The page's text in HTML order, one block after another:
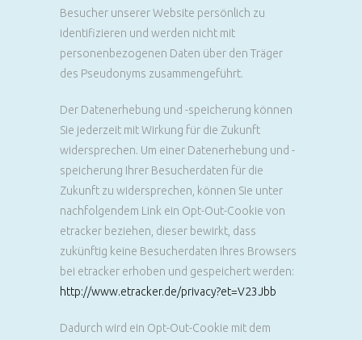
Besucher unserer Website persönlich zu
identifizieren und werden nicht mit
personenbezogenen Daten über den Träger
des Pseudonyms zusammengeführt.
Der Datenerhebung und -speicherung können
Sie jederzeit mit Wirkung für die Zukunft
widersprechen. Um einer Datenerhebung und -
speicherung Ihrer Besucherdaten für die
Zukunft zu widersprechen, können Sie unter
nachfolgendem Link ein Opt-Out-Cookie von
etracker beziehen, dieser bewirkt, dass
zukünftig keine Besucherdaten Ihres Browsers
bei etracker erhoben und gespeichert werden:
http://www.etracker.de/privacy?et=V23Jbb
Dadurch wird ein Opt-Out-Cookie mit dem